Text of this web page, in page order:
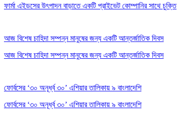
ফার্মা এইডসের উৎপাদন বাড়াতে একটি প্রাইভেট কোম্পানির সাথে চুক্তি
আজ বিশেষ চাহিদা সম্পন্ন মানুষের জন্য একটি আন্তর্জাতিক দিবস
আজ বিশেষ চাহিদা সম্পন্ন মানুষের জন্য একটি আন্তর্জাতিক দিবস
ফোর্বসের ‘৩০ অনূর্ধ্ব ৩০’ এশিয়ার তালিকায় ৯ বাংলাদেশি
ফোর্বসের ‘৩০ অনূর্ধ্ব ৩০’ এশিয়ার তালিকায় ৯ বাংলাদেশি